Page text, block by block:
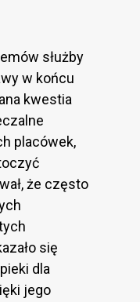
służby
w końcu
kwestia
placówek,
że często
się
dla
jego